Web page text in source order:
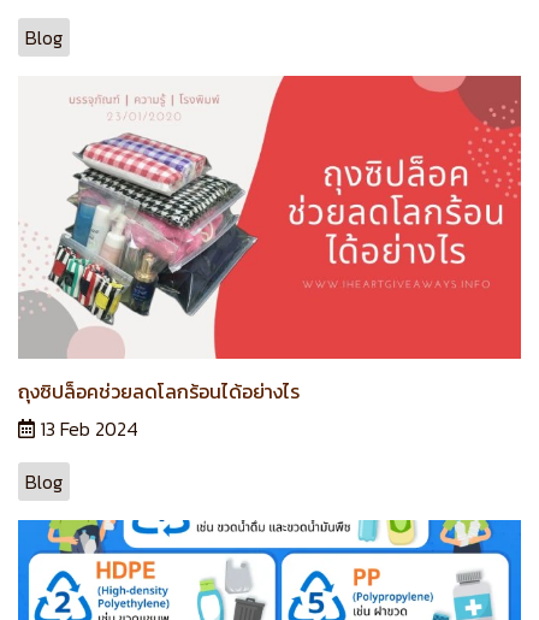
Blog
ถุงซิปล็อคช่วยลดโลกร้อนได้อย่างไร
13 Feb 2024
Blog